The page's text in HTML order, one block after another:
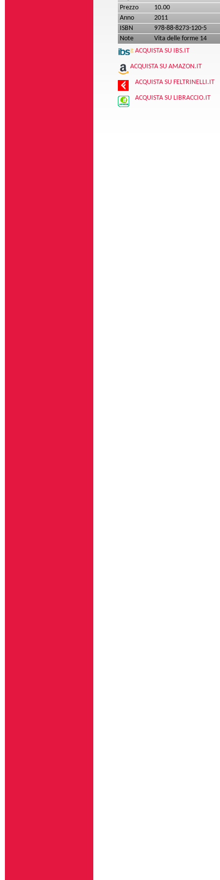
Prezzo
10.00
Anno
2011
ISBN
978-88-8273-120-5
Note
Vita delle forme 14
ACQUISTA SU IBS.IT
ACQUISTA SU AMAZON.IT
ACQUISTA SU FELTRINELLI.IT
ACQUISTA SU LIBRACCIO.IT